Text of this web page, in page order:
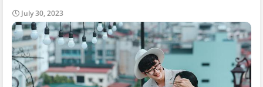
July 30, 2023